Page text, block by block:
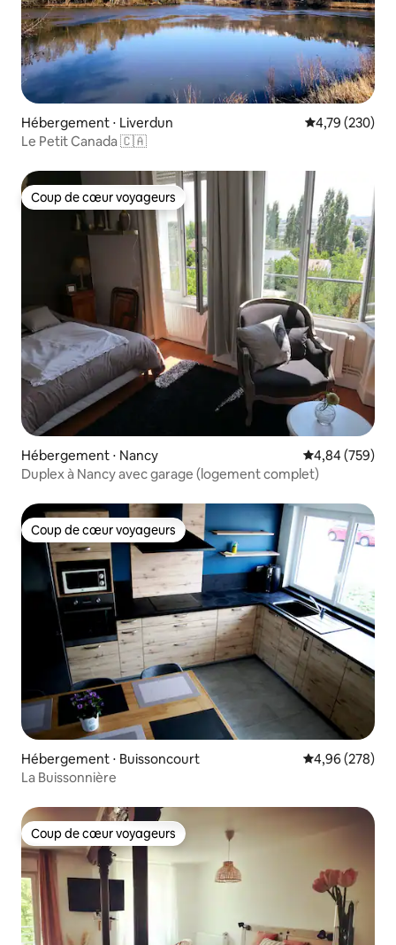
Hébergement ⋅ Liverdun Évaluation
4,79 (230)
Le Petit Canada 🇨🇦
Coup de cœur voyageurs
Coup de cœur voyageurs
Hébergement ⋅ Nancy Évaluation
4,84 (759)
Duplex à Nancy avec garage (logement complet)
Coup de cœur voyageurs
Coup de cœur voyageurs
Hébergement ⋅ Buissoncourt Évaluation
4,96 (278)
La Buissonnière
Coup de cœur voyageurs
Coup de cœur voyageurs